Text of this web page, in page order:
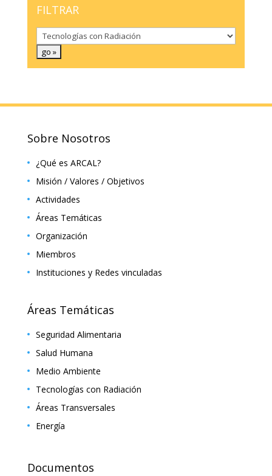
FILTRAR
Sobre Nosotros
¿Qué es ARCAL?
Misión / Valores / Objetivos
Actividades
Áreas Temáticas
Organización
Miembros
Instituciones y Redes vinculadas
Áreas Temáticas
Seguridad Alimentaria
Salud Humana
Medio Ambiente
Tecnologías con Radiación
Áreas Transversales
Energía
Documentos